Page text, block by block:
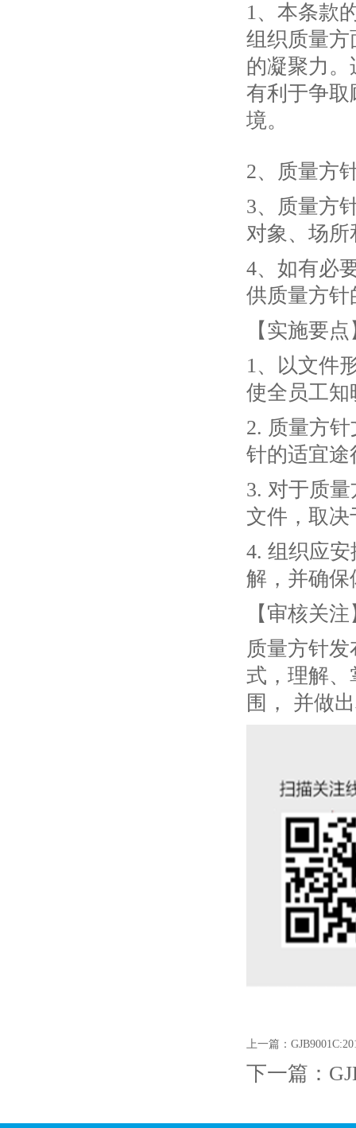
1、本条款
组织质量
的凝聚力
有利于争
境。
2、质量方
3、质量方
对象、场
4、如有必
供质量方
【实施要点
1、以文件
使全员工
2. 质量方
针的适宜
3. 对于质
文件，取
4. 组织应
解，并确
【审核关注
质量方针
式，理解
围， 并做
上一篇：
下一篇：